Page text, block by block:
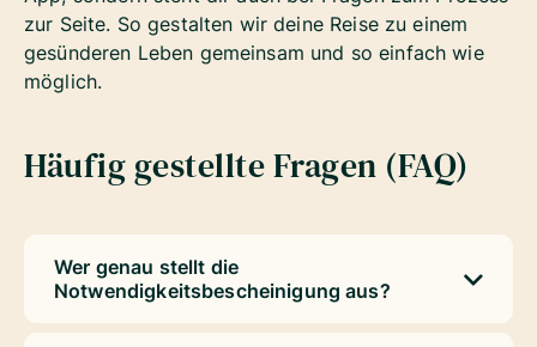
zur Seite. So gestalten wir deine Reise zu einem
gesünderen Leben gemeinsam und so einfach wie
möglich.
Häufig gestellte Fragen (FAQ)
Wer genau stellt die
Notwendigkeitsbescheinigung aus?